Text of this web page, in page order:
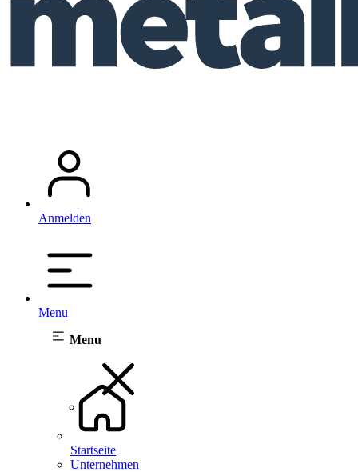
Anmelden
Menu
Menu
Startseite
Unternehmen